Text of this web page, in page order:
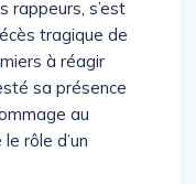
rappeurs, s’est
tragique de
à réagir
sa présence
au
rôle d’un